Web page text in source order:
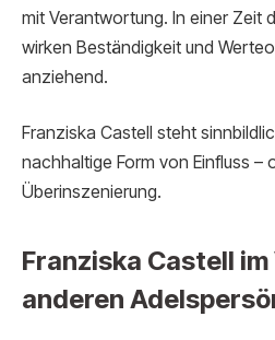
mit Verantwortung. In einer Zeit
wirken Beständigkeit und
anziehend.
Franziska Castell steht
nachhaltige Form von Einfluss –
Überinszenierung.
Franziska Castell
anderen